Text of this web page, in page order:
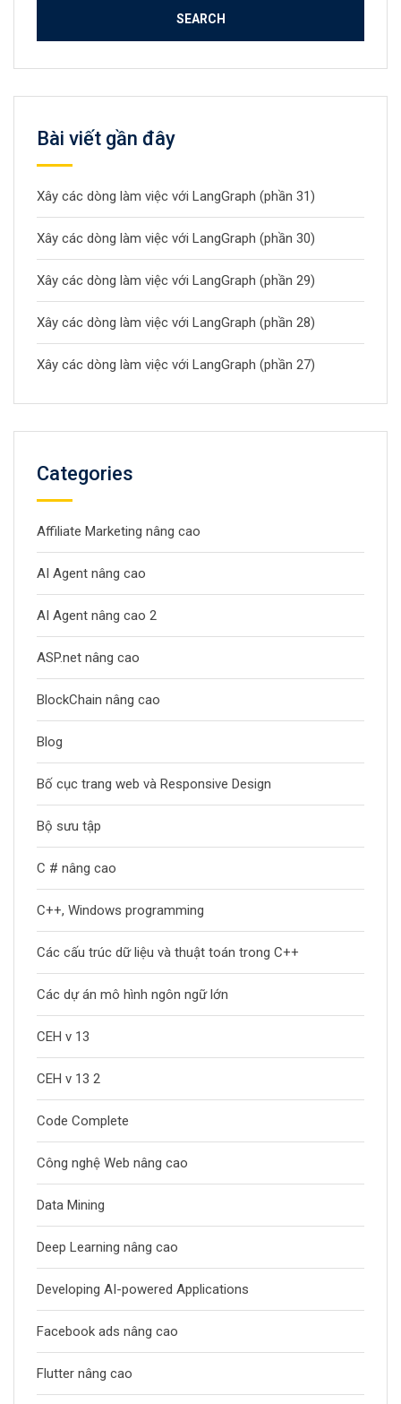
Bài viết gần đây
Xây các dòng làm việc với LangGraph (phần 31)
Xây các dòng làm việc với LangGraph (phần 30)
Xây các dòng làm việc với LangGraph (phần 29)
Xây các dòng làm việc với LangGraph (phần 28)
Xây các dòng làm việc với LangGraph (phần 27)
Categories
Affiliate Marketing nâng cao
AI Agent nâng cao
AI Agent nâng cao 2
ASP.net nâng cao
BlockChain nâng cao
Blog
Bố cục trang web và Responsive Design
Bộ sưu tập
C # nâng cao
C++, Windows programming
Các cấu trúc dữ liệu và thuật toán trong C++
Các dự án mô hình ngôn ngữ lớn
CEH v 13
CEH v 13 2
Code Complete
Công nghệ Web nâng cao
Data Mining
Deep Learning nâng cao
Developing AI-powered Applications
Facebook ads nâng cao
Flutter nâng cao